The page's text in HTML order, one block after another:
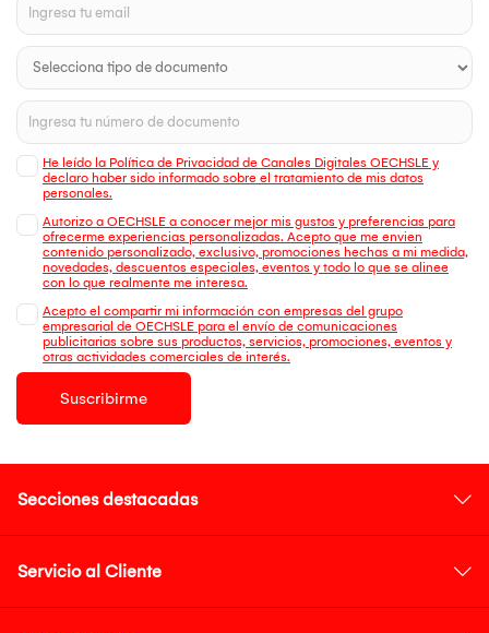
He leído la Política de Privacidad de Canales Digitales OECHSLE y
declaro haber sido informado sobre el tratamiento de mis datos
personales.
Autorizo a OECHSLE a conocer mejor mis gustos y preferencias para
ofrecerme experiencias personalizadas. Acepto que me envien
contenido personalizado, exclusivo, promociones hechas a mi medida,
novedades, descuentos especiales, eventos y todo lo que se alinee
con lo que realmente me interesa.
Acepto el compartir mi información con empresas del grupo
empresarial de OECHSLE para el envío de comunicaciones
publicitarias sobre sus productos, servicios, promociones, eventos y
otras actividades comerciales de interés.
Suscribirme
Secciones destacadas
Servicio al Cliente